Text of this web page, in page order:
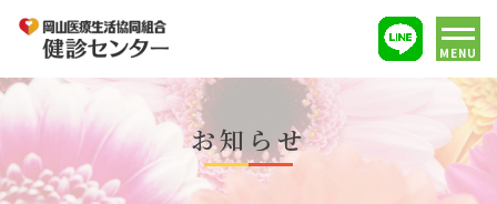
MENU
お知らせ